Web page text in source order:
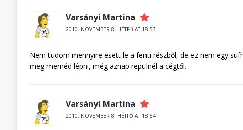
Varsányi Martina
2010. NOVEMBER 8. HÉTFŐ AT 18:53
Nem tudom mennyire esett le a fenti részből, de ez nem egy
meg mernéd lépni, még aznap repülnél a cégtől.
Varsányi Martina
2010. NOVEMBER 8. HÉTFŐ AT 18:54